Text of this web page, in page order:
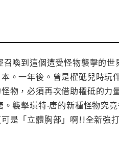
喚到這個遭受怪物襲擊的
。一年後。曾是櫂砥兒時玩
物，必須再次借助櫂砥的
襲擊璜特‧唐的新種怪物究
「立體胸部」啊!!全新強